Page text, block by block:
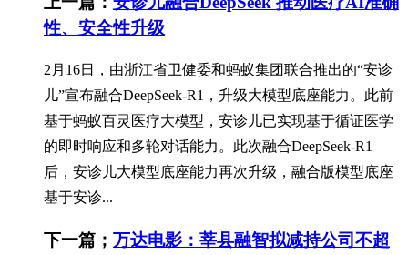
性、安全性升级
2月16日，由浙江省卫健委和蚂蚁集团联合推出的“安诊
儿”宣布融合DeepSeek-R1，升级大模型底座能力。此前
基于蚂蚁百灵医疗大模型，安诊儿已实现基于循证医学
的即时响应和多轮对话能力。此次融合DeepSeek-R1
后，安诊儿大模型底座能力再次升级，融合版模型底座
基于安诊...
下一篇； 万达电影：莘县融智拟减持公司不超